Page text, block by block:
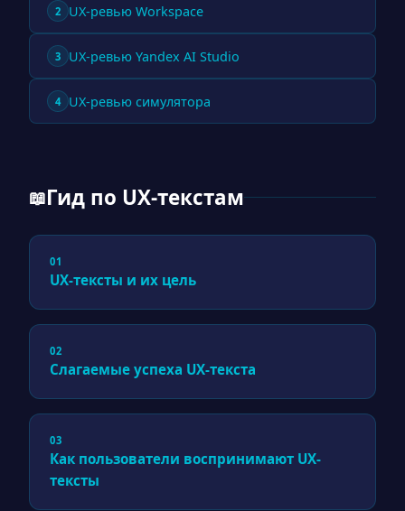
2 UX-ревью Workspace
3 UX-ревью Yandex AI Studio
4 UX-ревью симулятора
📖Гид по UX-текстам
01
UX-тексты и их цель
02
Слагаемые успеха UX-текста
03
Как пользователи воспринимают UX-
тексты